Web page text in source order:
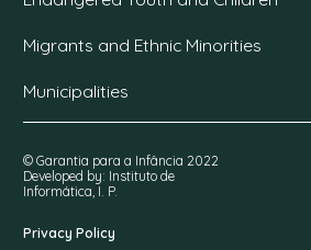
Migrants and Ethnic Minorities
Municipalities
© Garantia para a Infância 2022
Developed by: Instituto de
Informática, I. P.
Privacy Policy